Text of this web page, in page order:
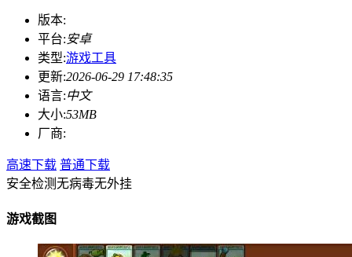
版本:
平台:安卓
类型:游戏工具
更新:2026-06-29 17:48:35
语言:中文
大小:53MB
厂商:
高速下载 普通下载
安全检测无病毒无外挂
游戏截图